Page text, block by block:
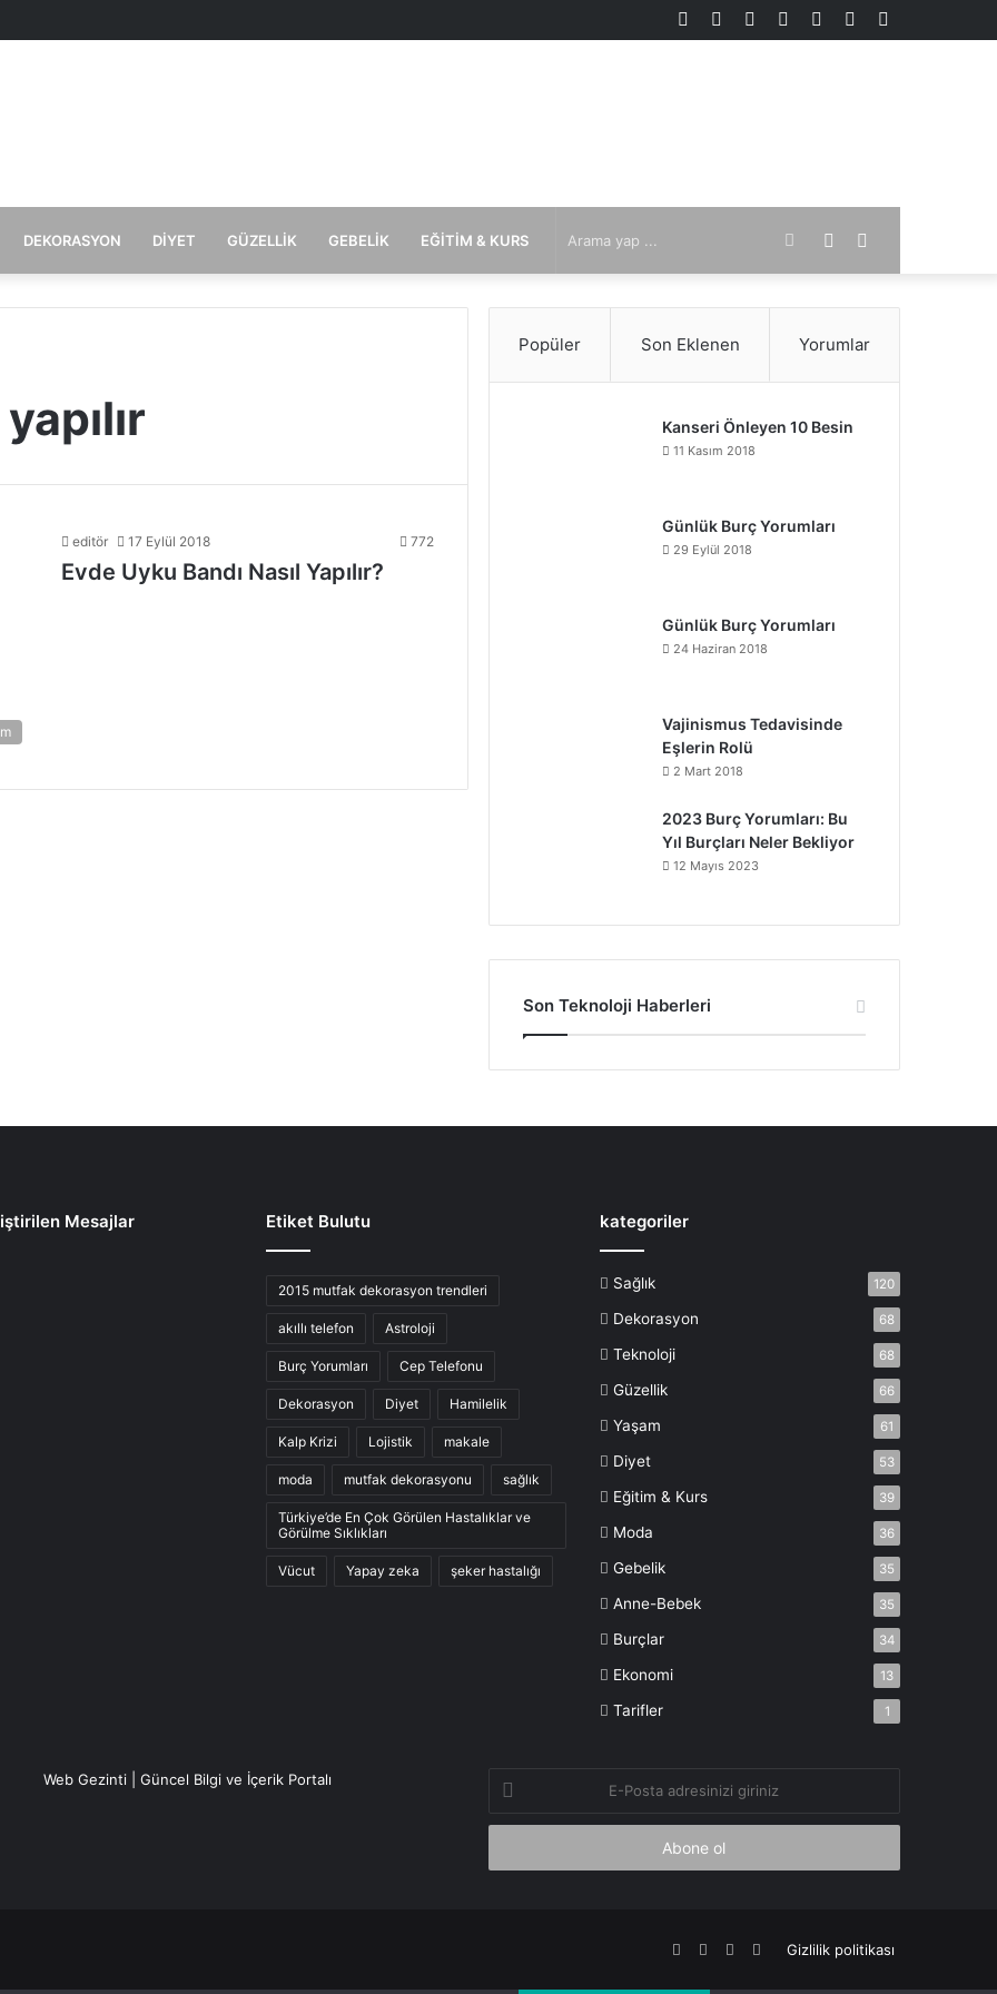
YouTube
Instagram
Kayıt
Rastgele
Kenar
DEKORASYON DIYET GÜZELLIK GEBELIK EĞITIM & KURS
Makale
Kenar
Bölmesi
Arama
yap
editör 17 Eylül 2018 772
Evde Uyku Bandı Nasıl Yapılır?
Popüler Son Eklenen Yorumlar
Kanseri Önleyen 10 Besin
11 Kasım 2018
Günlük Burç Yorumları
29 Eylül 2018
Günlük Burç Yorumları
24 Haziran 2018
Vajinismus Tedavisinde
Eşlerin Rolü
2 Mart 2018
2023 Burç Yorumları: Bu
Yıl Burçları Neler Bekliyor
12 Mayıs 2023
Son Teknoloji Haberleri
Mesajlar Etiket Bulutu
2015 mutfak dekorasyon trendleri
akıllı telefon Astroloji
Burç Yorumları Cep Telefonu
Dekorasyon Diyet Hamilelik
Kalp Krizi Lojistik makale
moda mutfak dekorasyonu sağlık
Türkiye’de En Çok Görülen Hastalıklar ve
Görülme Sıklıkları
Vücut Yapay zeka şeker hastalığı
kategoriler
Sağlık 120
Dekorasyon 68
Teknoloji 68
Güzellik 66
Yaşam 61
Diyet 53
Eğitim & Kurs 39
Moda 36
Gebelik 35
Anne-Bebek 35
Burçlar 34
Ekonomi 13
Tarifler 1
Web Gezinti | Güncel Bilgi ve İçerik Portalı
Posta
adresinizi
Gizlilik politikası
FacebookYouTubeInstagram